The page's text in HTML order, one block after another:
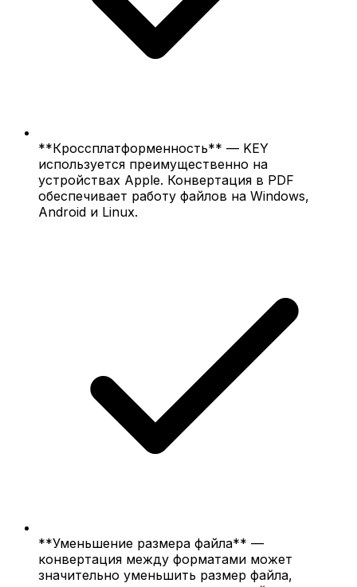
**Кроссплатформенность** — KEY
используется преимущественно на
устройствах Apple. Конвертация в PDF
обеспечивает работу файлов на Windows,
Android и Linux.
**Уменьшение размера файла** —
конвертация между форматами может
значительно уменьшить размер файла,